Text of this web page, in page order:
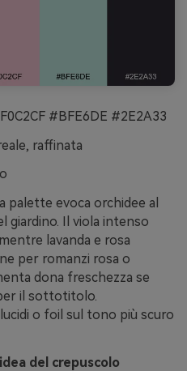
#BFE6DE #2E2A33
raffinata
palette evoca orchidee al
giardino. Il viola intenso
lavanda e rosa
per romanzi rosa o
dona freschezza se
il sottotitolo.
o foil sul tono più scuro
del crepuscolo